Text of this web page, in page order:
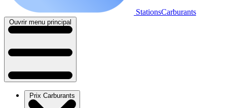
StationsCarburants
Ouvrir menu principal
Prix Carburants